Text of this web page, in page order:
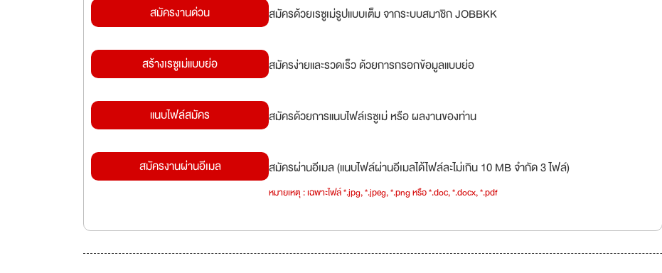
สมัครงานด่วน สมัครด้วยเรซูเม่รูปแบบเต็ม จากระบบสมาชิก JOBBKK
สร้างเรซูเม่แบบย่อ สมัครง่ายและรวดเร็ว ด้วยการกรอกข้อมูลแบบย่อ
แนบไฟล์สมัคร สมัครด้วยการแนบไฟล์เรซูเม่ หรือ ผลงานของท่าน
สมัครงานผ่านอีเมล สมัครผ่านอีเมล (แนบไฟล์ผ่านอีเมลได้ไฟล์ละไม่เกิน 10 MB จำกัด 3 ไฟล์)
หมายเหตุ : เฉพาะไฟล์ *.jpg, *.jpeg, *.png หรือ *.doc, *.docx, *.pdf